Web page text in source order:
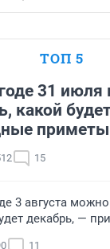
ТОП 5
31
какой
приметы
15
3 августа
декабрь, —
11